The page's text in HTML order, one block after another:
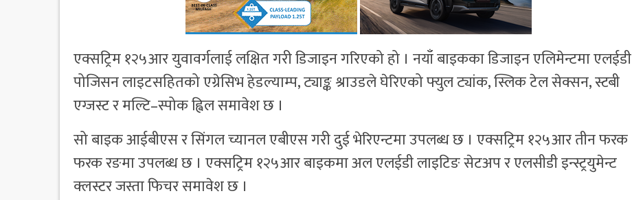
एक्सट्रिम १२५आर युवावर्गलाई लक्षित गरी डिजाइन गरिएको हो । नयाँ बाइकका डिजाइन एलिमेन्टमा एलईडी
पोजिसन लाइटसहितको एग्रेसिभ हेडल्याम्प, ट्याङ्क श्राउडले घेरिएको फ्युल ट्यांक, स्लिक टेल सेक्सन, स्टबी
एग्जस्ट र मल्टि–स्पोक ह्विल समावेश छ ।
सो बाइक आईबीएस र सिंगल च्यानल एबीएस गरी दुई भेरिएन्टमा उपलब्ध छ । एक्सट्रिम १२५आर तीन फरक
फरक रङमा उपलब्ध छ । एक्सट्रिम १२५आर बाइकमा अल एलईडी लाइटिङ सेटअप र एलसीडी इन्स्ट्रयुमेन्ट
क्लस्टर जस्ता फिचर समावेश छ ।